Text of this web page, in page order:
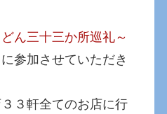
ん三十三か所巡礼～
に参加させていただき
３軒全てのお店に行